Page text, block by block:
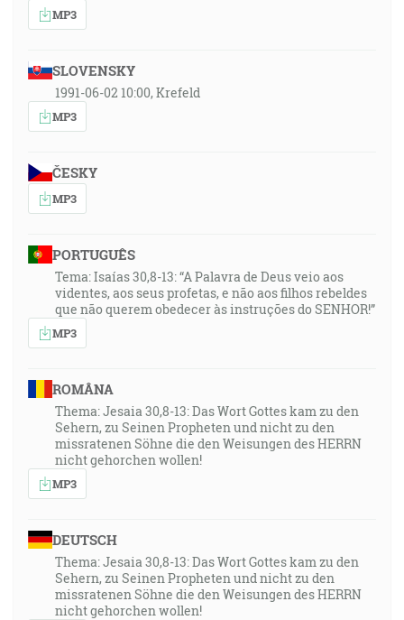
MP3
SLOVENSKY
1991-06-02 10:00, Krefeld
MP3
ČESKY
MP3
PORTUGUÊS
Tema: Isaías 30,8-13: “A Palavra de Deus veio aos
videntes, aos seus profetas, e não aos filhos rebeldes
que não querem obedecer às instruções do SENHOR!”
MP3
ROMÂNA
Thema: Jesaia 30,8-13: Das Wort Gottes kam zu den
Sehern, zu Seinen Propheten und nicht zu den
missratenen Söhne die den Weisungen des HERRN
nicht gehorchen wollen!
MP3
DEUTSCH
Thema: Jesaia 30,8-13: Das Wort Gottes kam zu den
Sehern, zu Seinen Propheten und nicht zu den
missratenen Söhne die den Weisungen des HERRN
nicht gehorchen wollen!